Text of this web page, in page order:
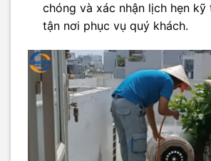
chóng và xác nhận lịch hẹn kỹ
tận nơi phục vụ quý khách.